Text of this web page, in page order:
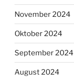
November 2024
Oktober 2024
September 2024
August 2024